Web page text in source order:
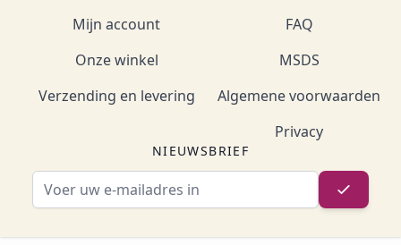
Mijn account
Onze winkel
Verzending en levering
FAQ
MSDS
Algemene voorwaarden
Privacy
NIEUWSBRIEF